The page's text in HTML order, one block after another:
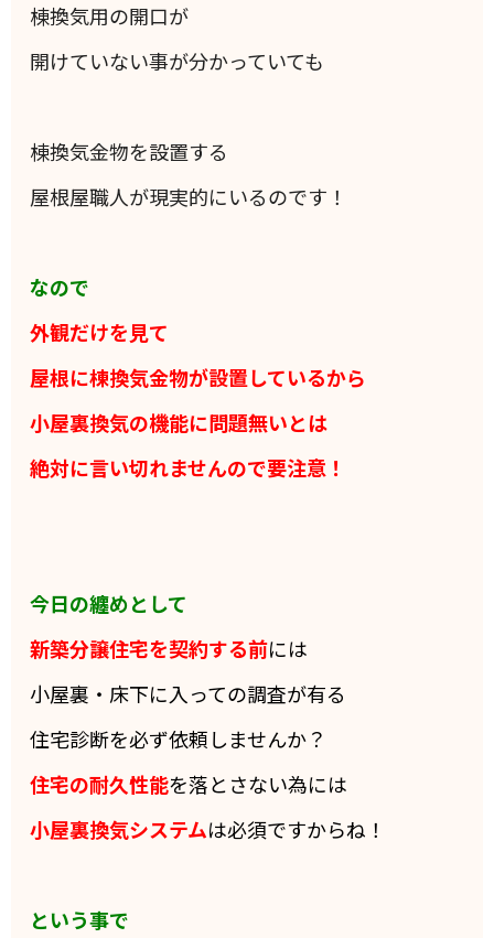
棟換気用の開口が
開けていない事が分かっていても
棟換気金物を設置する
屋根屋職人が現実的にいるのです！
なので
外観だけを見て
屋根に棟換気金物が設置しているから
小屋裏換気の機能に問題無いとは
絶対に言い切れませんので要注意！
今日の纏めとして
新築分譲住宅を契約する前には
小屋裏・床下に入っての調査が有る
住宅診断を必ず依頼しませんか？
住宅の耐久性能を落とさない為には
小屋裏換気システムは必須ですからね！
という事で